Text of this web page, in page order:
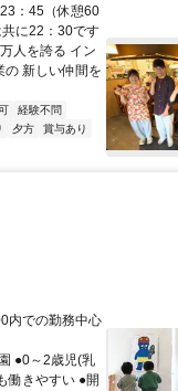
：45（休憩60
に22：30です
人を誇る イン
新しい仲間を
経験不問
夕方
賞与あり
内での勤務中心
●0～2歳児(乳
働きやすい ●開